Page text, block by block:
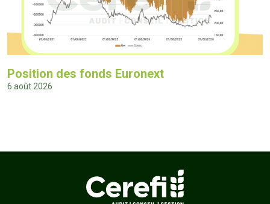
Position des fonds Euronext
6 août 2026